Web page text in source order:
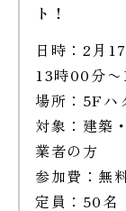
ト！
日時：2月
13時00分〜
場所：5Fハ
対象：建築
業者の方
参加費：無
定員：50名